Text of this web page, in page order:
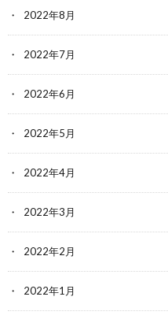
2022年8月
2022年7月
2022年6月
2022年5月
2022年4月
2022年3月
2022年2月
2022年1月